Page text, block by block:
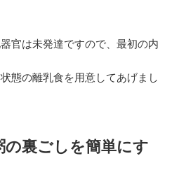
官は未発達ですので、最初の内
態の離乳食を用意してあげまし
の裏ごしを簡単にす